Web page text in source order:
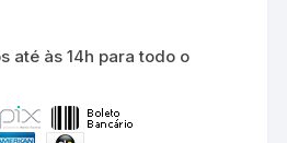
até às 14h para todo o